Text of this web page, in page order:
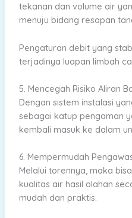
tekanan dan volume air
menuju bidang resapan
Pengaturan debit yang
terjadinya luapan limbah
5. Mencegah Risiko Aliran
Dengan sistem instalasi
sebagai katup pengaman
kembali masuk ke dalam
6. Mempermudah
Melalui torennya, maka
kualitas air hasil olahan
mudah dan praktis.